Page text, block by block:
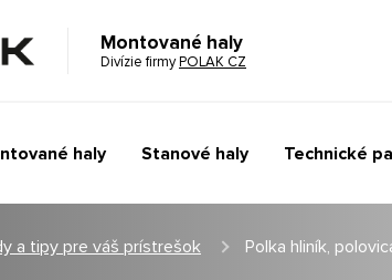
Montované haly
Divízie firmyPOLAK CZ
haly Stanové haly Technické
a tipy pre váš prístrešok Polka hliník,